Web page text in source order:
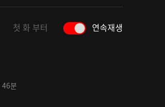
첫 화 부터 연속재생
46분